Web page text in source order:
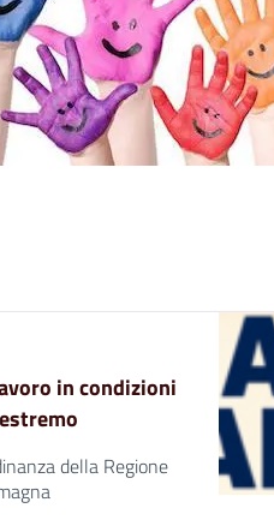
in condizioni
della Regione